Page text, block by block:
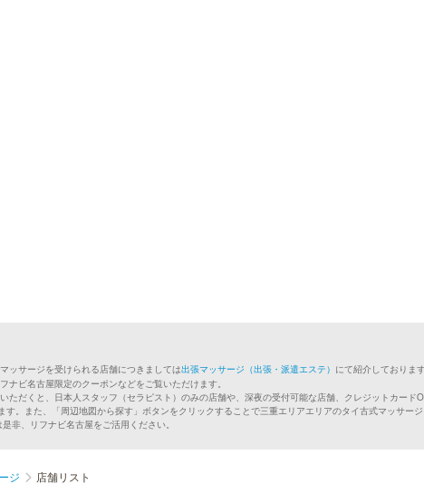
ッサージを受けられる店舗につきましては出張マッサージ（出張・派遣エステ） にて紹介しております
ビ名古屋限定のクーポンなどをご覧いただけます。
だくと、日本人スタッフ（セラピスト）のみの店舗や、深夜の受付可能な店舗、クレジットカードO
。また、「周辺地図から探す」ボタンをクリックすることで三重エリアエリアのタイ古式マッサー
非、リフナビ名古屋をご活用ください。
ジ 店舗リスト